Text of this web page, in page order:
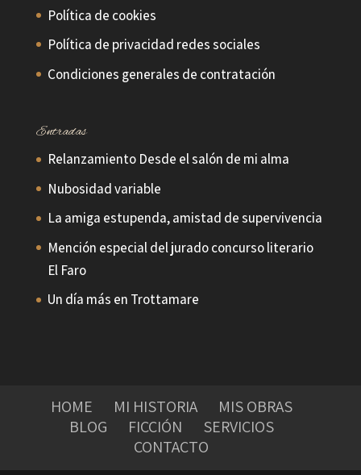
Política de cookies
Política de privacidad redes sociales
Condiciones generales de contratación
Entradas
Relanzamiento Desde el salón de mi alma
Nubosidad variable
La amiga estupenda, amistad de supervivencia
Mención especial del jurado concurso literario
El Faro
Un día más en Trottamare
HOME MI HISTORIA
MIS OBRAS
BLOG
FICCIÓN
SERVICIOS
CONTACTO